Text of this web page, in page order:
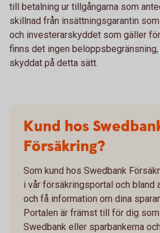
till betalning ur tillgångarna som
skillnad från insättningsgarantin
och investerarskyddet som gäller
finns det ingen
skyddat på detta sätt.
Kund hos
Försäkring?
Som kund hos Swedbank
i vår försäkringsportal och bland
och få information om dina
Portalen är främst till för dig
Swedbank eller sparbankerna